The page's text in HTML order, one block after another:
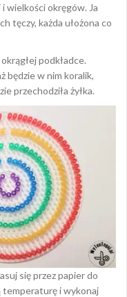
wielkości okręgów. Ja
tęczy, każda ułożona co
podkładce.
będzie w nim koralik,
przechodziła żyłka.
się przez papier do
temperaturę i wykonaj